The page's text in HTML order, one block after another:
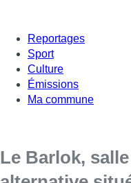
Reportages
Sport
Culture
Émissions
Ma commune
Le Barlok,